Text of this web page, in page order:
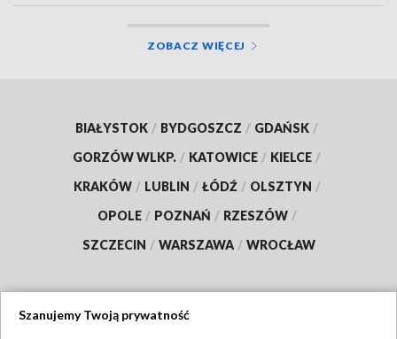
ZOBACZ WIĘCEJ
BIAŁYSTOK / BYDGOSZCZ / GDAŃSK /
GORZÓW WLKP. / KATOWICE / KIELCE /
KRAKÓW / LUBLIN / ŁÓDŹ / OLSZTYN /
OPOLE / POZNAŃ / RZESZÓW /
SZCZECIN / WARSZAWA / WROCŁAW
Szanujemy Twoją prywatność